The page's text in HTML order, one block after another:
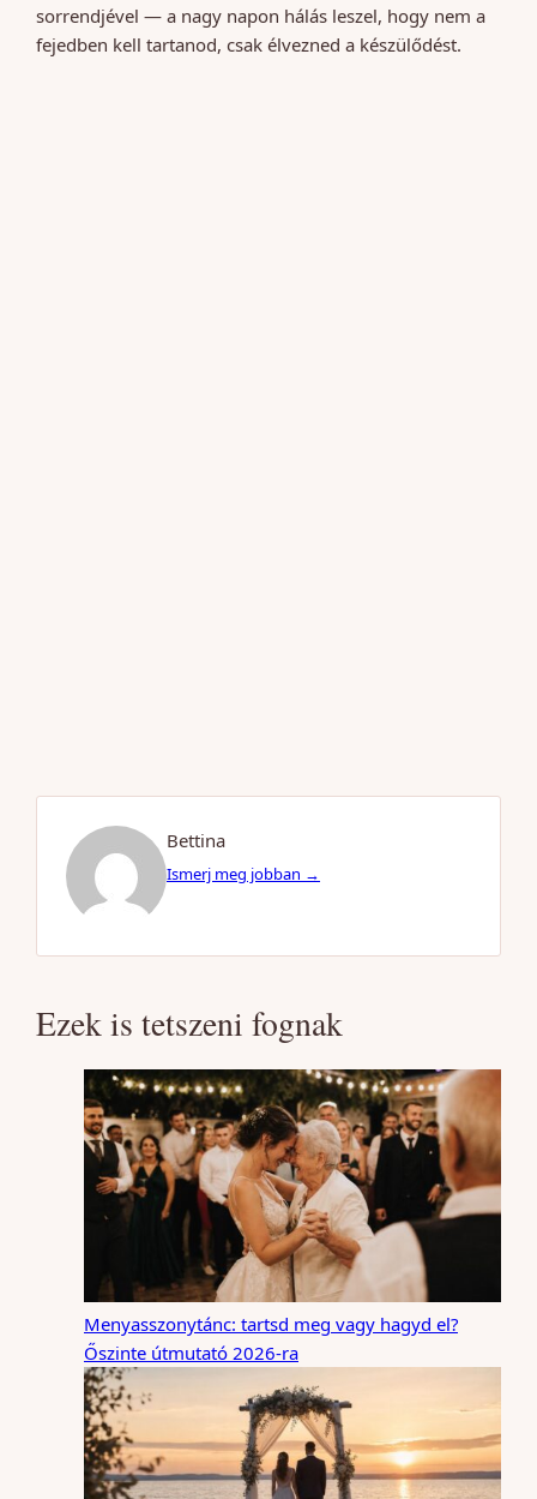
sorrendjével — a nagy napon hálás leszel, hogy nem a
fejedben kell tartanod, csak élvezned a készülődést.
Bettina
Ismerj meg jobban →
Ezek is tetszeni fognak
Menyasszonytánc: tartsd meg vagy hagyd el?
Őszinte útmutató 2026-ra